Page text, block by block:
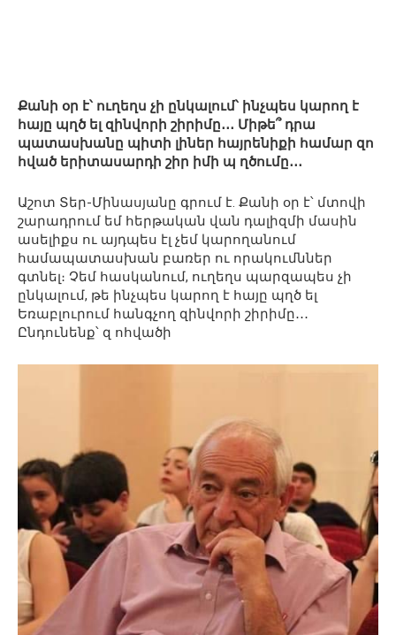
Քանի օր է՝ ուղեղս չի ընկալում՝ ինչպես կարող է
հայը պղծ ել զինվորի շիրիմը․․․ Միթե՞ դրա
պատասխանը պիտի լիներ հայրենիքի համար զո
հված երիտասարդի շիր իմի պ ղծումը․․․
Աշոտ Տեր-Մինասյանը գրում է. Քանի օր է՝ մտովի
շարադրում եմ հերթական վան դալիզմի մասին
ասելիքս ու այդպես էլ չեմ կարողանում
համապատասխան բառեր ու որակումններ
գտնել։ Չեմ հասկանում, ուղեղս պարզապես չի
ընկալում, թե ինչպես կարող է հայը պղծ ել
Եռաբլուրում հանգչող զինվորի շիրիմը․․․
Ընդունենք՝ զ ոհվածի